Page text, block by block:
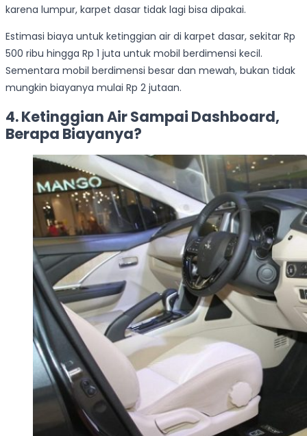
karena lumpur, karpet dasar tidak lagi bisa dipakai.
Estimasi biaya untuk ketinggian air di karpet dasar, sekitar Rp
500 ribu hingga Rp 1 juta untuk mobil berdimensi kecil.
Sementara mobil berdimensi besar dan mewah, bukan tidak
mungkin biayanya mulai Rp 2 jutaan.
4. Ketinggian Air Sampai Dashboard,
Berapa Biayanya?